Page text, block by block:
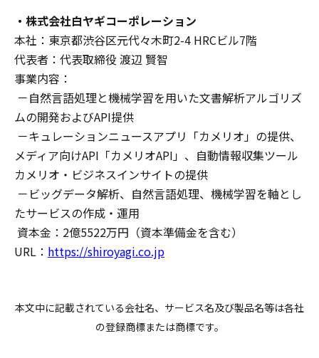
・株式会社白ヤギコーポレーション
本社：東京都渋谷区元代々木町2-4 HRCビル7階
代表者：代表取締役 渡辺 賢智
事業内容：
－自然言語処理と機械学習を用いた文書解析アルゴリズ
ムの開発およびAPI提供
－キュレーションニュースアプリ「カメリオ」の提供、
メディア向けAPI「カメリオAPI」、自動情報収集ツール
カメリオ・ビジネスインサイトの提供
－ビッグデータ解析、自然言語処理、機械学習を軸とし
たサービスの作成・運用
資本金：2億5522万円（資本準備金を含む）
URL： https://shiroyagi.co.jp
本文中に記載されている会社名、サービス名及び製品名等は各社
の登録商標または商標です。